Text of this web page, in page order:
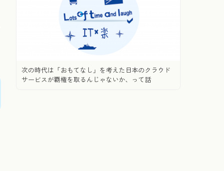
次の時代は「おもてなし」を考えた日本のクラウド
サービスが覇権を取るんじゃないか、って話